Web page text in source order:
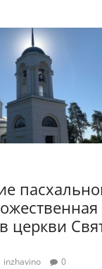
церкви
inzhavino 0